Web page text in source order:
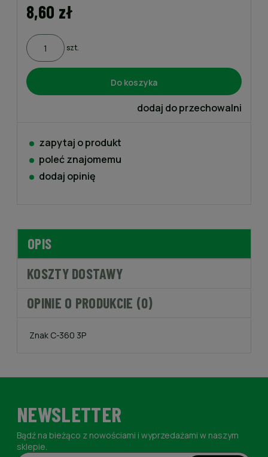
8,60 zł
szt.
Do koszyka
dodaj do przechowalni
zapytaj o produkt
poleć znajomemu
dodaj opinię
OPIS
KOSZTY DOSTAWY
OPINIE O PRODUKCIE (0)
Znak C-360 3P
NEWSLETTER
Bądź na bieżąco z nowościami i wyprzedażami w naszym
sklepie.